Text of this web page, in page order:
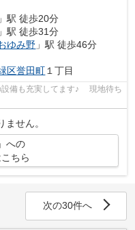
」駅 徒歩20分
」駅 徒歩31分
ゆみ野 」駅 徒歩46分
区誉田町 １丁目
備も充実してます♪ 現地待ち
せん。
への
ちら
次の30件へ